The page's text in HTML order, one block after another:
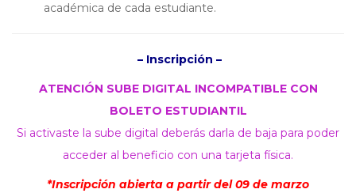
académica de cada estudiante.
– Inscripción –
ATENCIÓN SUBE DIGITAL INCOMPATIBLE CON
BOLETO ESTUDIANTIL
Si activaste la sube digital deberás darla de baja para poder
acceder al beneficio con una tarjeta física.
*Inscripción abierta a partir del 09 de marzo